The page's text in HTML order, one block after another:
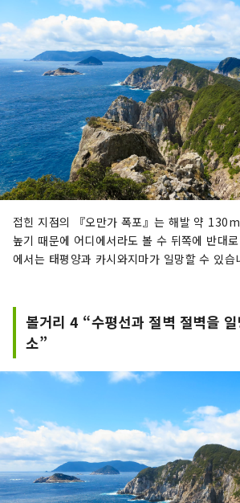
접힌 지점의 『오만가 폭포』는 해발 약
높기 때문에 어디에서라도 볼 수 뒤쪽에 반대
에서는 태평양과 카시와지마가 일망할 수 있습
볼거리 4 “수평선과 절벽 절벽을
소”